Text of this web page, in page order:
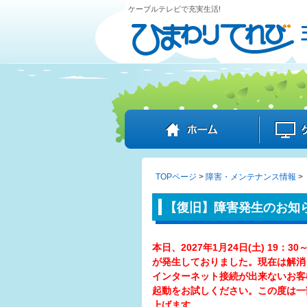
ケーブルテレビで充実生活!
ホーム
TOPページ > 障害・メンテナンス情報 >
【復旧】障害発生のお知
本日、2027年1月24日(土) 19：30
が発生しておりました。現在は解消
インターネット接続が出来ないお
起動をお試しください。この度は